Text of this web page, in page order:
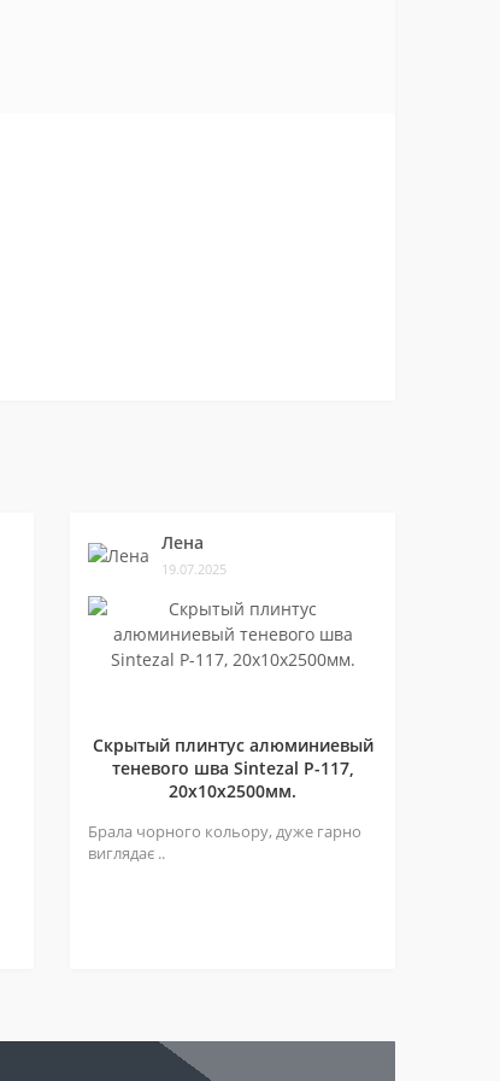
Лена
19.07.2025
Скрытый плинтус алюминиевый
теневого шва Sintezal P-117,
20х10х2500мм.
Брала чорного кольору, дуже гарно
виглядає ..